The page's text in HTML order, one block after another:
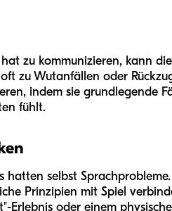
zu kommunizieren, kann
zu Wutanfällen oder
indem sie grundlegende
fühlt.
hatten selbst
Prinzipien mit Spiel
Erlebnis oder einem